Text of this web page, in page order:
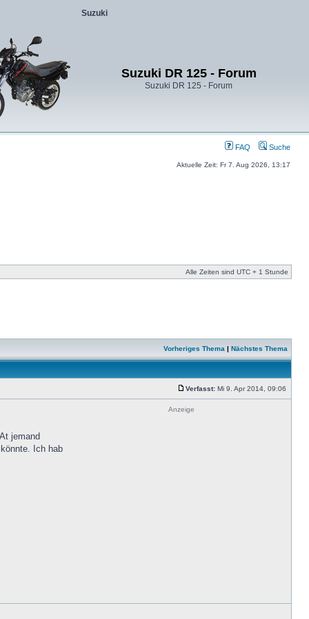
Suzuki
Suzuki DR 125 - Forum
Suzuki DR 125 - Forum
FAQ Suche
Aktuelle Zeit: Fr 7. Aug 2026, 13:17
Alle Zeiten sind UTC + 1 Stunde
Vorheriges Thema | Nächstes Thema
Verfasst: Mi 9. Apr 2014, 09:06
Anzeige
jemand
Ich hab